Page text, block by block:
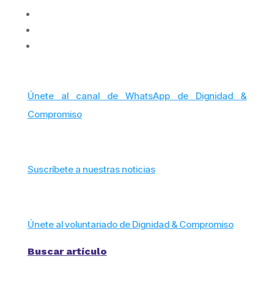
Únete al canal de WhatsApp de Dignidad &
Compromiso
Suscríbete a nuestras noticias
Únete al voluntariado de Dignidad & Compromiso
Buscar artículo